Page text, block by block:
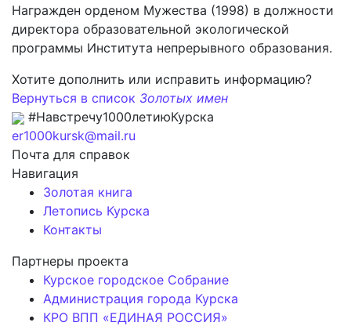
Награжден орденом Мужества (1998) в должности
директора образовательной экологической
программы Института непрерывного образования.
Хотите дополнить или исправить информацию?
Вернуться в список Золотых имен
#Навстречу1000летиюКурска
er1000kursk@mail.ru
Почта для справок
Навигация
Золотая книга
Летопись Курска
Контакты
Партнеры проекта
Курское городское Собрание
Администрация города Курска
КРО ВПП «ЕДИНАЯ РОССИЯ»